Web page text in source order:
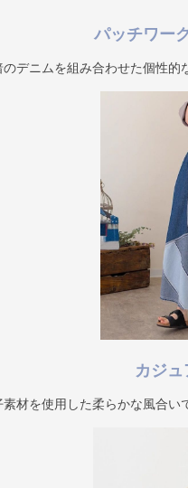
パッチワー
のデニムを組み合わせた個性的
カジ
素材を使用した柔らかな風合い